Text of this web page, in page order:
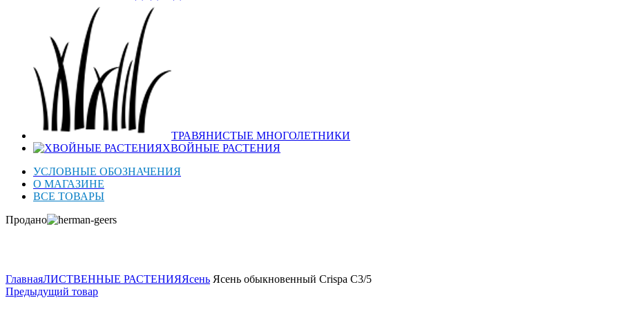
ТРАВЯНИСТЫЕ МНОГОЛЕТНИКИ
ХВОЙНЫЕ РАСТЕНИЯ
УСЛОВНЫЕ ОБОЗНАЧЕНИЯ
О МАГАЗИНЕ
ВСЕ ТОВАРЫ
Продано
ГлавнаяЛИСТВЕННЫЕ РАСТЕНИЯЯсень Ясень обыкновенный Crispa C3/5
Предыдущий товар